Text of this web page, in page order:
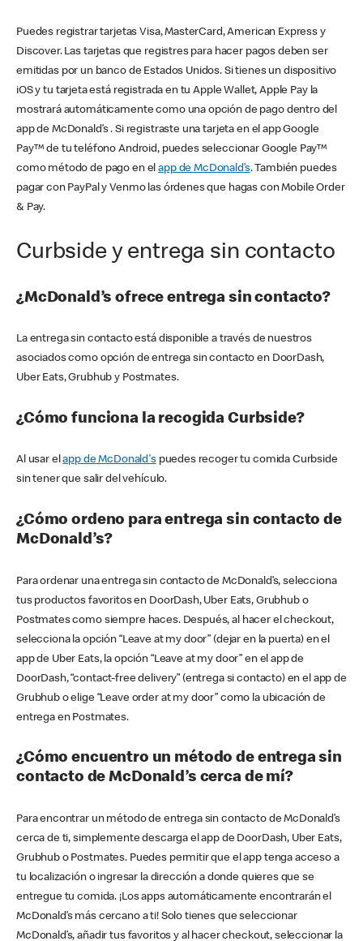
Puedes registrar tarjetas Visa, MasterCard, American Express y
Discover. Las tarjetas que registres para hacer pagos deben ser
emitidas por un banco de Estados Unidos. Si tienes un dispositivo
iOS y tu tarjeta está registrada en tu Apple Wallet, Apple Pay la
mostrará automáticamente como una opción de pago dentro del
app de McDonald’s . Si registraste una tarjeta en el app Google
Pay™ de tu teléfono Android, puedes seleccionar Google Pay™
como método de pago en elapp de McDonald’s. También puedes
pagar con PayPal y Venmo las órdenes que hagas con Mobile Order
& Pay.
Curbside y entrega sin contacto
¿McDonald’s ofrece entrega sin contacto?
La entrega sin contacto está disponible a través de nuestros
asociados como opción de entrega sin contacto en DoorDash,
Uber Eats, Grubhub y Postmates.
¿Cómo funciona la recogida Curbside?
Al usar elapp de McDonald'spuedes recoger tu comida Curbside
sin tener que salir del vehículo.
¿Cómo ordeno para entrega sin contacto de
McDonald’s?
Para ordenar una entrega sin contacto de McDonald’s, selecciona
tus productos favoritos en DoorDash, Uber Eats, Grubhub o
Postmates como siempre haces. Después, al hacer el checkout,
selecciona la opción “Leave at my door” (dejar en la puerta) en el
app de Uber Eats, la opción “Leave at my door” en el app de
DoorDash, “contact-free delivery” (entrega si contacto) en el app de
Grubhub o elige “Leave order at my door” como la ubicación de
entrega en Postmates.
¿Cómo encuentro un método de entrega sin
contacto de McDonald’s cerca de mí?
Para encontrar un método de entrega sin contacto de McDonald’s
cerca de ti, simplemente descarga el app de DoorDash, Uber Eats,
Grubhub o Postmates. Puedes permitir que el app tenga acceso a
tu localización o ingresar la dirección a donde quieres que se
entregue tu comida. ¡Los apps automáticamente encontrarán el
McDonald’s más cercano a ti! Solo tienes que seleccionar
McDonald’s, añadir tus favoritos y al hacer checkout, seleccionar la